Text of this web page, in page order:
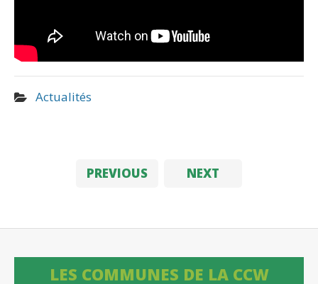
Actualités
PREVIOUS NEXT
LES COMMUNES DE LA CCW